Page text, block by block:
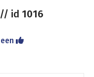
id 1016